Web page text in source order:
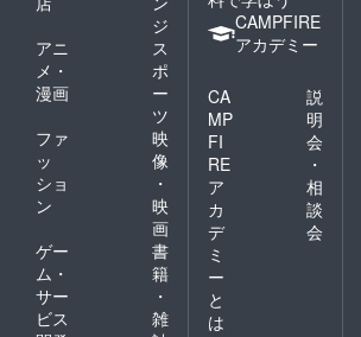
ジ
アニ
メ・
漫画
ス
ポ
ー
ツ
ファ
ッ
ショ
ン
映
像
・
映
画
ゲー
ム・
サー
ビス
書
籍
・
雑
CAMPFIRE
アカデミー
CA
MP
FI
RE
ア
カ
デ
ミ
ー
と
は
説
明
会
・
相
談
会